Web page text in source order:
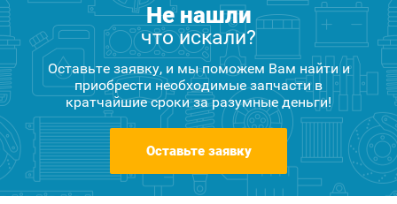
Не нашли
что искали?
Оставьте заявку, и мы поможем Вам найти и
приобрести необходимые запчасти в
кратчайшие сроки за разумные деньги!
Оставьте заявку